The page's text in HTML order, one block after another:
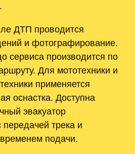
ДТП проводится
и фотографирование.
сервиса производится по
Для мототехники и
применяется
оснастка. Доступна
эвакуатор
трека и
подачи.